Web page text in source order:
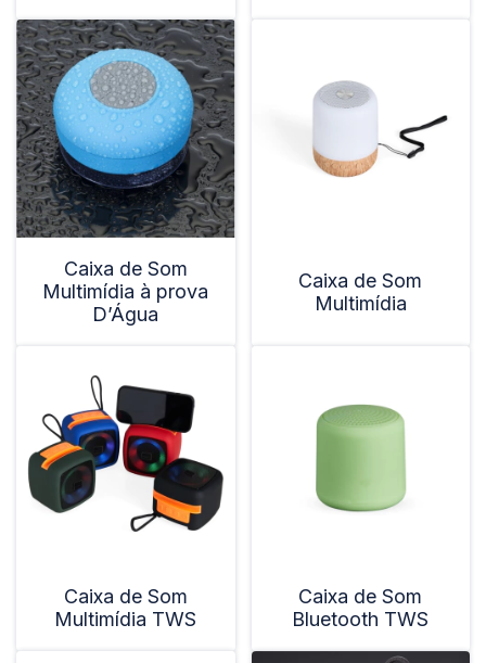
Caixa de Som
Multimídia à prova
D’Água
Caixa de Som
Multimídia
Caixa de Som
Multimídia TWS
Caixa de Som
Bluetooth TWS